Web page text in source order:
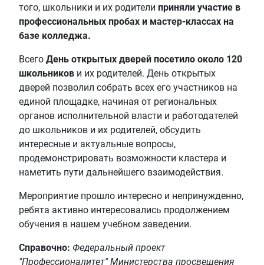
того, школьники и их родители приняли участие в
профессиональных пробах и мастер-классах на
базе колледжа.
Всего День открытых дверей посетило около 120
школьников и их родителей. День открытых
дверей позволил собрать всех его участников на
единой площадке, начиная от региональных
органов исполнительной власти и работодателей
до школьников и их родителей, обсудить
интересные и актуальные вопросы,
продемонстрировать возможности кластера и
наметить пути дальнейшего взаимодействия.
Мероприятие прошло интересно и непринужденно,
ребята активно интересовались продолжением
обучения в нашем учебном заведении.
Справочно: Федеральный проект
"Профессионалитет" Министерства просвещения